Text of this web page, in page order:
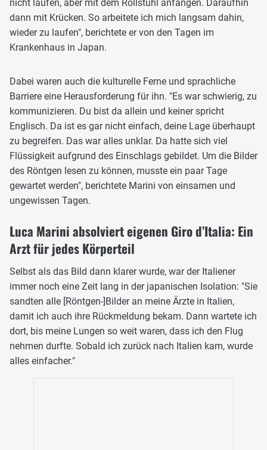
nicht laufen, aber mit dem Rollstuhl anfangen. Daraufhin
dann mit Krücken. So arbeitete ich mich langsam dahin,
wieder zu laufen", berichtete er von den Tagen im
Krankenhaus in Japan.
Dabei waren auch die kulturelle Ferne und sprachliche
Barriere eine Herausforderung für ihn. "Es war schwierig, zu
kommunizieren. Du bist da allein und keiner spricht
Englisch. Da ist es gar nicht einfach, deine Lage überhaupt
zu begreifen. Das war alles unklar. Da hatte sich viel
Flüssigkeit aufgrund des Einschlags gebildet. Um die Bilder
des Röntgen lesen zu können, musste ein paar Tage
gewartet werden", berichtete Marini von einsamen und
ungewissen Tagen.
Luca Marini absolviert eigenen Giro d’Italia: Ein
Arzt für jedes Körperteil
Selbst als das Bild dann klarer wurde, war der Italiener
immer noch eine Zeit lang in der japanischen Isolation: "Sie
sandten alle [Röntgen-]Bilder an meine Ärzte in Italien,
damit ich auch ihre Rückmeldung bekam. Dann wartete ich
dort, bis meine Lungen so weit waren, dass ich den Flug
nehmen durfte. Sobald ich zurück nach Italien kam, wurde
alles einfacher."